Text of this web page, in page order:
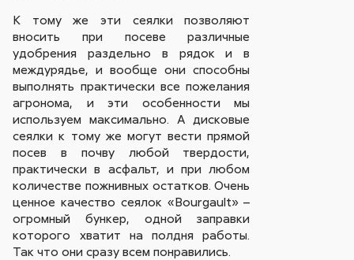
К тому же эти сеялки позволяют
вносить при посеве различные
удобрения раздельно в рядок и в
междурядье, и вообще они способны
выполнять практически все пожелания
агронома, и эти особенности мы
используем максимально. А дисковые
сеялки к тому же могут вести прямой
посев в почву любой твердости,
практически в асфальт, и при любом
количестве пожнивных остатков. Очень
ценное качество сеялок «Bourgault» –
огромный бункер, одной заправки
которого хватит на полдня работы.
Так что они сразу всем понравились.